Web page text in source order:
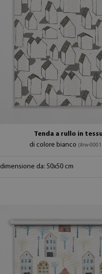
Tenda a rullo in
di colore bianco (#rw-
dimensione da: 50x50 cm